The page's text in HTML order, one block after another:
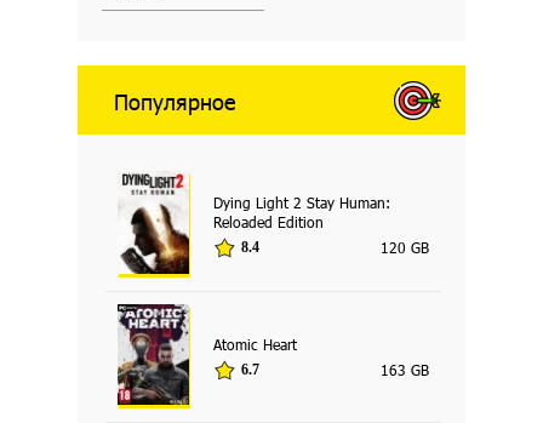
Популярное
Dying Light 2 Stay Human:
Reloaded Edition
8.4 120 GB
Atomic Heart
6.7 163 GB